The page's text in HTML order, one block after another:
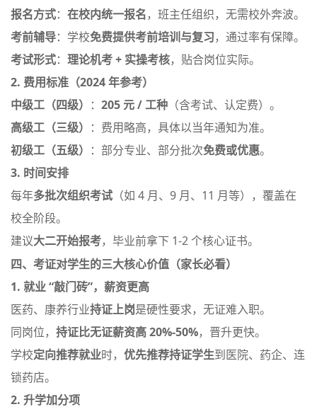
报名方式： 在校内统一报名，班主任组织，无需校外奔波。
考前辅导：学校免费提供考前培训与复习，通过率有保障。
考试形式： 理论机考 + 实操考核，贴合岗位实际。
2. 费用标准（2024 年参考）
中级工（四级） ： 205 元 / 工种 （含考试、认定费） 。
高级工（三级） ：费用略高，具体以当年通知为准。
初级工（五级） ：部分专业、部分批次免费或优惠。
3. 时间安排
每年多批次组织考试 （如 4 月、9 月、11 月等），覆盖在
校全阶段。
建议大二开始报考，毕业前拿下 1-2 个核心证书。
四、考证对学生的三大核心价值（家长必看）
1. 就业 “敲门砖”，薪资更高
医药、康养行业持证上岗是硬性要求，无证难入职。
同岗位， 持证比无证薪资高 20%-50%，晋升更快。
学校定向推荐就业时， 优先推荐持证学生到医院、药企、连
锁药店。
2. 升学加分项